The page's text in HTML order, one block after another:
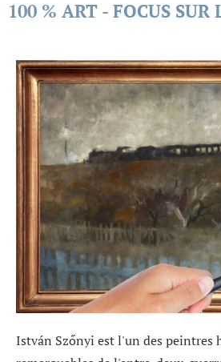
100 % ART - FOCUS SUR
István Szőnyi est l'un des peintres